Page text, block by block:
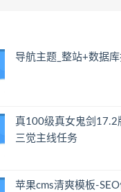
导航主题_整站+数据库
真100级真女鬼剑17.2
三觉主线任务
苹果cms清爽模板-